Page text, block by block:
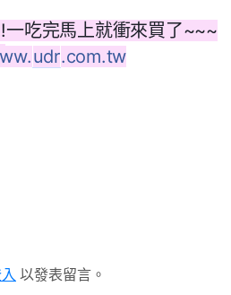
吃完馬上就衝來買了~~~
udr.com.tw
以發表留言。